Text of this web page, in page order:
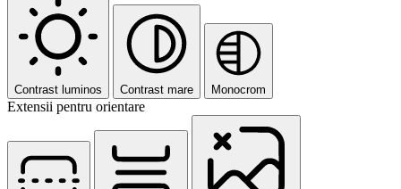
Contrast luminos Contrast mare Monocrom
Extensii pentru orientare